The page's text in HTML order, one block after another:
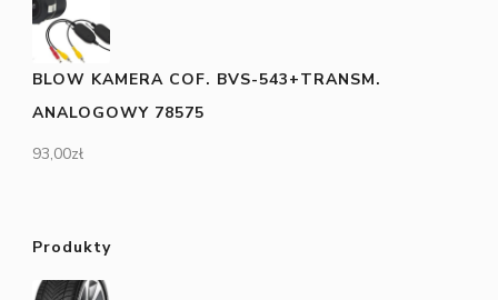
BLOW KAMERA COF. BVS-543+TRANSM.
ANALOGOWY 78575
93,00zł
Produkty